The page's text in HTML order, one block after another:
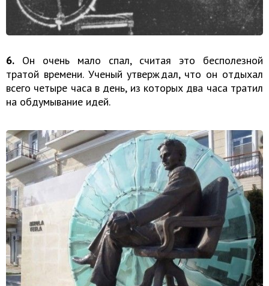
6. Он очень мало спал, считая это бесполезной
тратой времени. Ученый утверждал, что он отдыхал
всего четыре часа в день, из которых два часа тратил
на обдумывание идей.